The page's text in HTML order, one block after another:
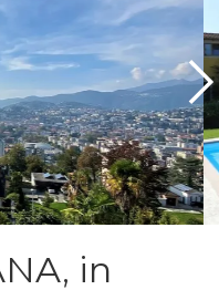
in